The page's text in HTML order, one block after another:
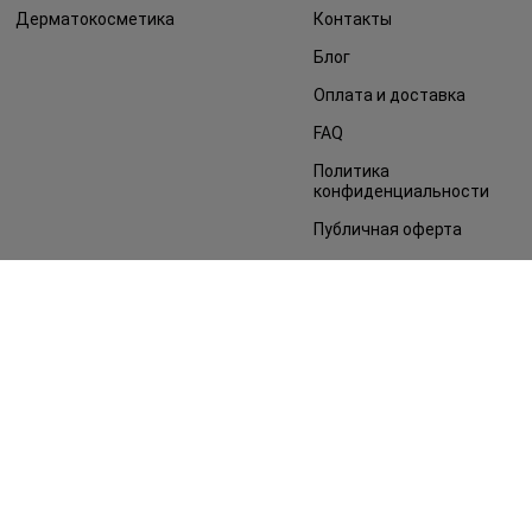
Дерматокосметика
Контакты
Блог
Оплата и доставка
FAQ
Политика
конфиденциальности
Публичная оферта